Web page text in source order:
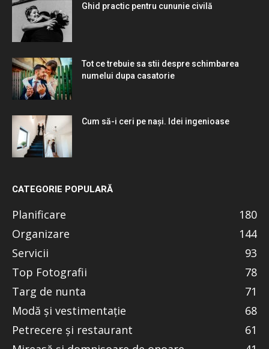
Ghid practic pentru cununie civilă
Tot ce trebuie sa stii despre schimbarea
numelui dupa casatorie
Cum să-i ceri pe nași. Idei ingenioase
CATEGORIE POPULARĂ
Planificare
180
Organizare
144
Servicii
93
Top Fotografii
78
Targ de nunta
71
Modă și vestimentație
68
Petrecere și restaurant
61